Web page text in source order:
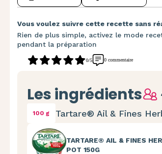
Vous voulez suivre cette recette sans
Rien de plus simple, activez le mode
pendant la préparation
0/5 0 commentaire
Les ingrédients
100 g Tartare® Ail & Fines
TARTARE® AIL & FINES
POT 150G